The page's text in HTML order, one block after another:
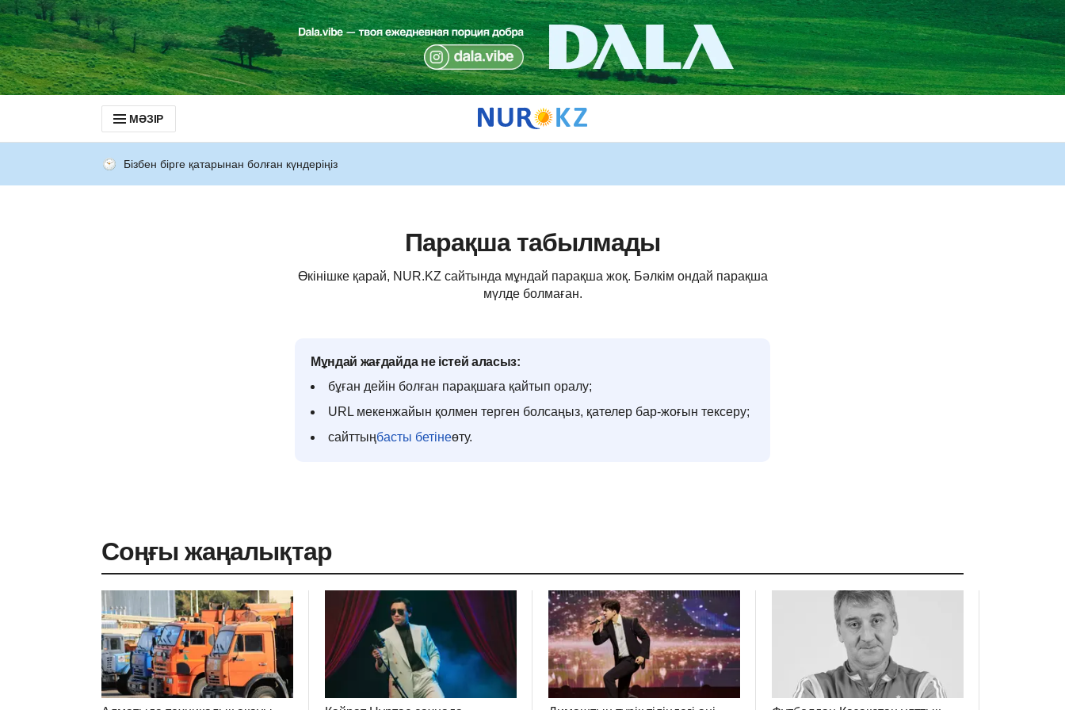
МӘЗІР
Бізбен бірге қатарынан болған күндеріңіз
Парақша табылмады
Өкінішке қарай, NUR.KZ сайтында мұндай парақша жоқ. Бәлкім ондай парақша
мүлде болмаған.
Мұндай жағдайда не істей аласыз:
бұған дейін болған парақшаға қайтып оралу;
URL мекенжайын қолмен терген болсаңыз, қателер бар-жоғын тексеру;
сайттыңбасты бетінеөту.
Соңғы жаңалықтар